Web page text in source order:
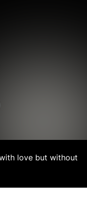
love but without